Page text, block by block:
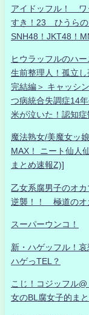
アイドッフル！ ワ
すき！23 ひうらの
SNH48！JKT48！
ヒウラッフルのハ
生前整理人！孤立
完結編＞ キャッシ
つ病統合失調症14
米が泣いた！認知
魔法熟女/美魔女ッ
MAX！ ニート仙人
まとめ速報Z)]
乙女系腐男子のオ
逆襲！！ 極道のオ
スーパーウンコ！
新・ハゲッフル！
ハゲっTEL？
こじ！コジッフル
女のBL腐女子的ま